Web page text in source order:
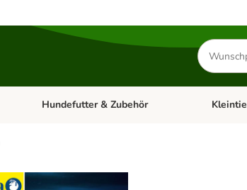
Produkte
suchen
Kategorie-Menü öffnen: Katzenfutter & Zubehör
Hundefutter & Zubehör